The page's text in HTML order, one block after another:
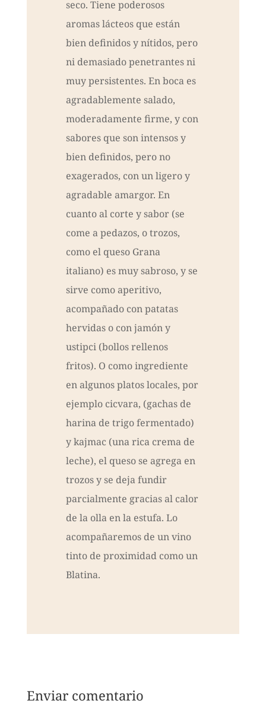
seco. Tiene poderosos
aromas lácteos que están
bien definidos y nítidos, pero
ni demasiado penetrantes ni
muy persistentes. En boca es
agradablemente salado,
moderadamente firme, y con
sabores que son intensos y
bien definidos, pero no
exagerados, con un ligero y
agradable amargor. En
cuanto al corte y sabor (se
come a pedazos, o trozos,
como el queso Grana
italiano) es muy sabroso, y se
sirve como aperitivo,
acompañado con patatas
hervidas o con jamón y
ustipci (bollos rellenos
fritos). O como ingrediente
en algunos platos locales, por
ejemplo cicvara, (gachas de
harina de trigo fermentado)
y kajmac (una rica crema de
leche), el queso se agrega en
trozos y se deja fundir
parcialmente gracias al calor
de la olla en la estufa. Lo
acompañaremos de un vino
tinto de proximidad como un
Blatina.
Enviar comentario